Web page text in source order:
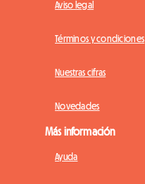
Aviso legal
Términos y condiciones
Nuestras cifras
Novedades
Más información
Ayuda